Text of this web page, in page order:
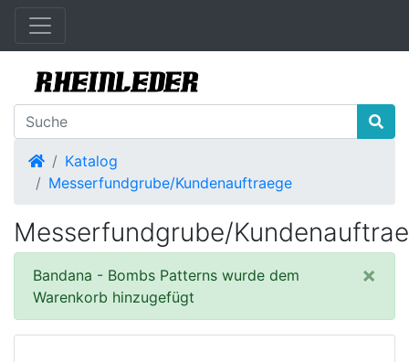
Startseite
Katalog
Messerfundgrube/Kundenauftraege
Messerfundgrube/
×
Bandana - Bombs Patterns wurde dem
Warenkorb hinzugefügt